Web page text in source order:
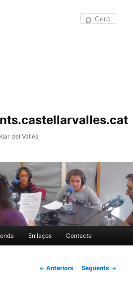
del Vallès
Enllaços Contacte
Navegació
← Anteriors Següents →